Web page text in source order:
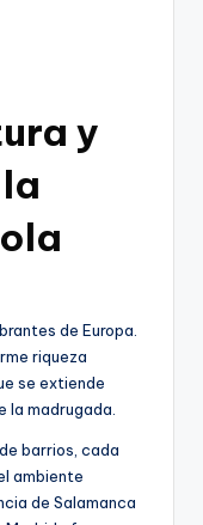
y
de Europa.
riqueza
se extiende
la madrugada.
barrios, cada
ambiente
de Salamanca